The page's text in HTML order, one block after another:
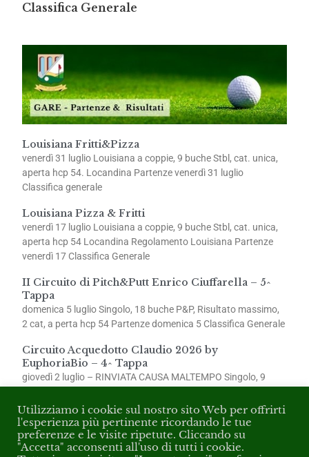
Classifica Generale
Louisiana Fritti&Pizza
venerdì 31 luglio Louisiana a coppie, 9 buche Stbl, cat. unica,
aperta hcp 54. Locandina Partenze venerdì 31 luglio
Classifica generale
Louisiana Pizza & Fritti
venerdì 17 luglio Louisiana a coppie, 9 buche Stbl, cat. unica,
aperta hcp 54 Locandina Regolamento Louisiana Partenze
venerdì 17 Classifica Generale
II Circuito di Pitch&Putt Enrico Ciuffarella – 5^
Tappa
domenica 5 luglio Singolo, 18 buche P&P, Risultato massimo,
2 cat, a perta hcp 54 Partenze domenica 5 Classifica Generale
Circuito Acquedotto Claudio 2026 by
EuphoriaBio – 4^ Tappa
giovedì 2 luglio – RINVIATA CAUSA MALTEMPO Singolo, 9
Utilizziamo i cookie sul nostro sito Web per offrirti
l'esperienza più pertinente ricordando le tue
preferenze e le visite ripetute. Cliccando su
"Accetta" acconsenti all'uso di tutti i cookie.